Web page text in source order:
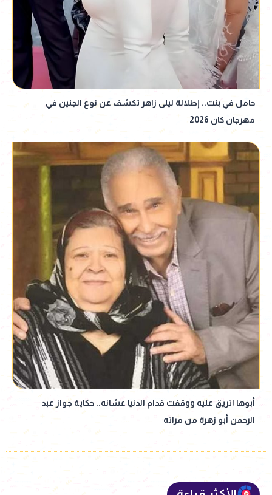
حامل في بنت.. إطلالة ليلى زاهر تكشف عن نوع الجنين في
مهرجان كان 2026
أبوها اتريق عليه ووقفت قدام الدنيا عشانه.. حكاية جواز عبد
الرحمن أبو زهرة من مراته